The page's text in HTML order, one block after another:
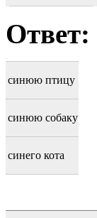
Ответ:
синюю птицу
синюю собаку
синего кота